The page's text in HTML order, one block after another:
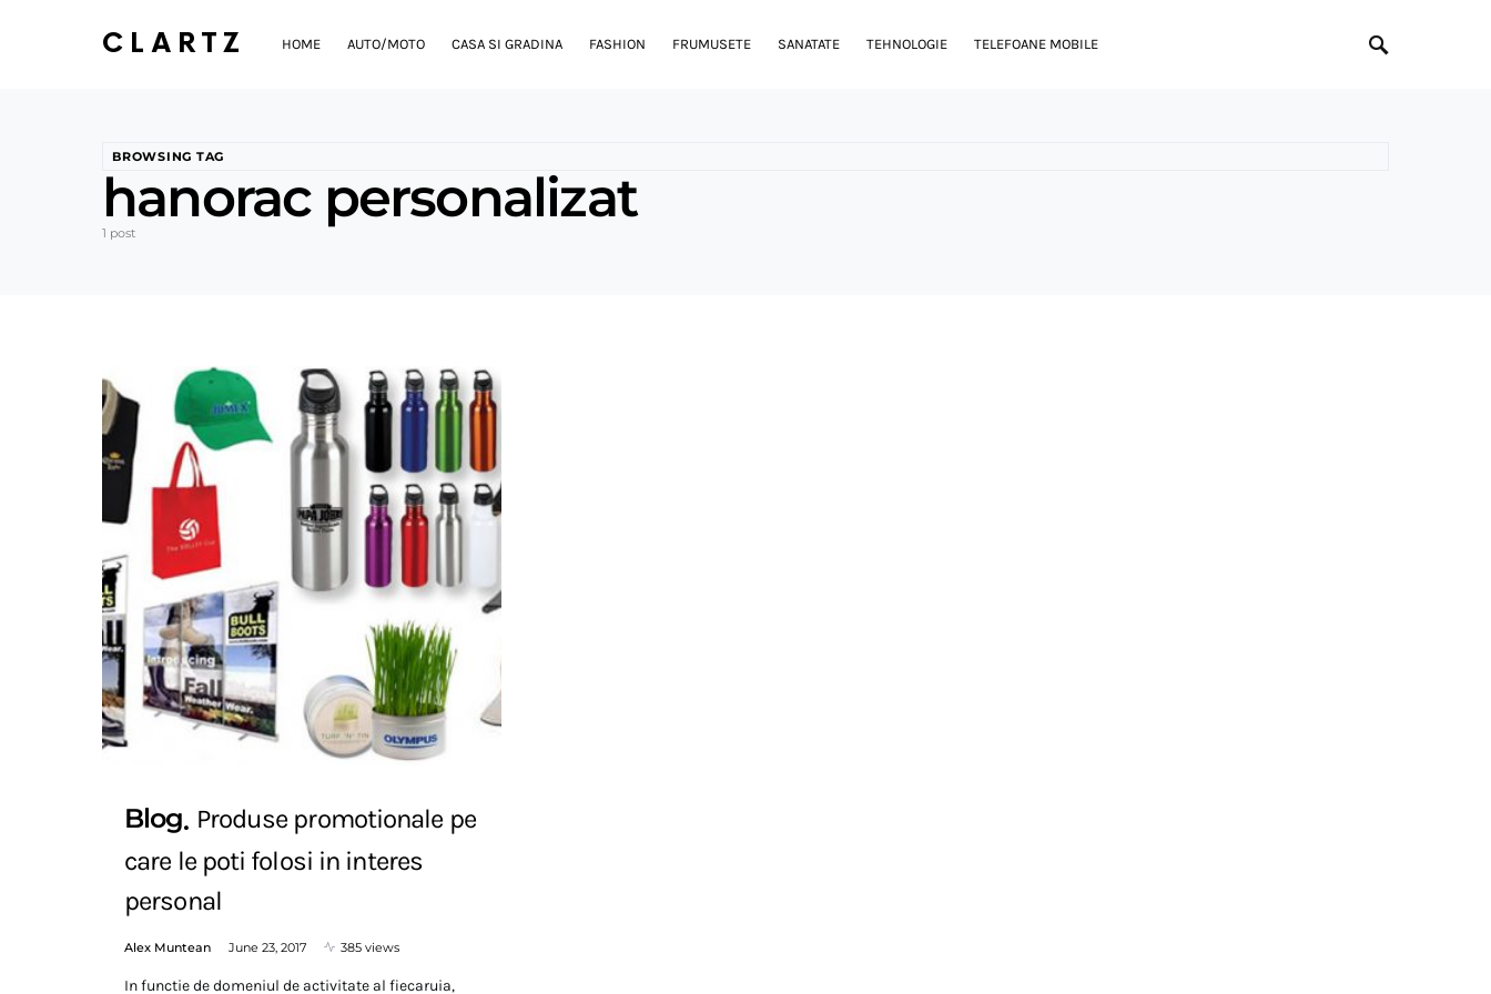
CLARTZ HOME AUTO/MOTO CASA SI GRADINA FASHION FRUMUSETE SANATATE TEHNOLOGIE TELEFOANE MOBILE
BROWSING TAG
hanorac personalizat
1 post
Blog Produse promotionale pe
care le poti folosi in interes
personal
Alex Muntean June 23, 2017 385 views
In functie de domeniul de activitate al fiecaruia,